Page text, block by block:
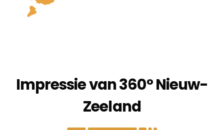
Impressie van 360° Nieuw-
Zeeland